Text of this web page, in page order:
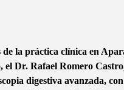
la práctica clínica en
el Dr. Rafael Romero
digestiva avanzada,